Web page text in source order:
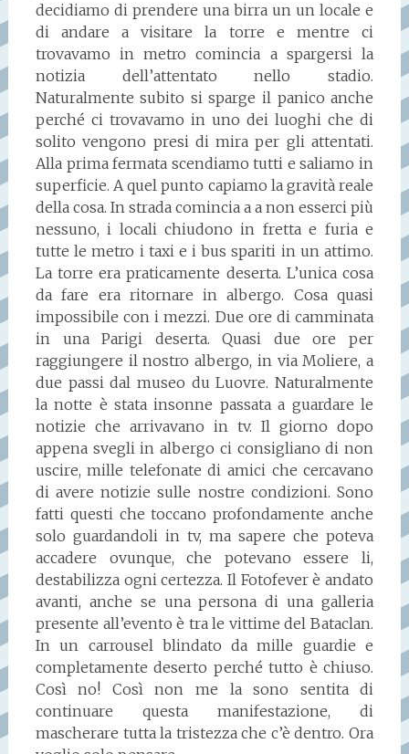
decidiamo di prendere una birra un un locale e
di andare a visitare la torre e mentre ci
trovavamo in metro comincia a spargersi la
notizia dell’attentato nello stadio.
Naturalmente subito si sparge il panico anche
perché ci trovavamo in uno dei luoghi che di
solito vengono presi di mira per gli attentati.
Alla prima fermata scendiamo tutti e saliamo in
superficie. A quel punto capiamo la gravità reale
della cosa. In strada comincia a a non esserci più
nessuno, i locali chiudono in fretta e furia e
tutte le metro i taxi e i bus spariti in un attimo.
La torre era praticamente deserta. L’unica cosa
da fare era ritornare in albergo. Cosa quasi
impossibile con i mezzi. Due ore di camminata
in una Parigi deserta. Quasi due ore per
raggiungere il nostro albergo, in via Moliere, a
due passi dal museo du Luovre. Naturalmente
la notte è stata insonne passata a guardare le
notizie che arrivavano in tv. Il giorno dopo
appena svegli in albergo ci consigliano di non
uscire, mille telefonate di amici che cercavano
di avere notizie sulle nostre condizioni. Sono
fatti questi che toccano profondamente anche
solo guardandoli in tv, ma sapere che poteva
accadere ovunque, che potevano essere li,
destabilizza ogni certezza. Il Fotofever è andato
avanti, anche se una persona di una galleria
presente all’evento è tra le vittime del Bataclan.
In un carrousel blindato da mille guardie e
completamente deserto perché tutto è chiuso.
Così no! Così non me la sono sentita di
continuare questa manifestazione, di
mascherare tutta la tristezza che c’è dentro. Ora